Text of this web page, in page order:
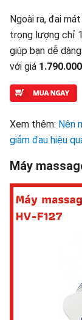
Ngoài ra, đai
trọng lượng chỉ
giúp bạn dễ
với giá
Xem thêm: Nên
giảm đau hiệu
Máy